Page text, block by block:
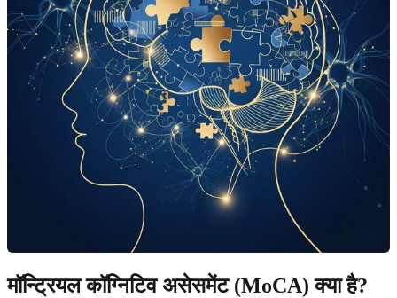
मॉन्ट्रियल कॉग्निटिव असेसमेंट (MoCA) क्या है?